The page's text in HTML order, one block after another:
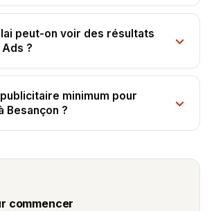
peut-on voir des résultats
?
minimum pour
Besançon ?
commencer